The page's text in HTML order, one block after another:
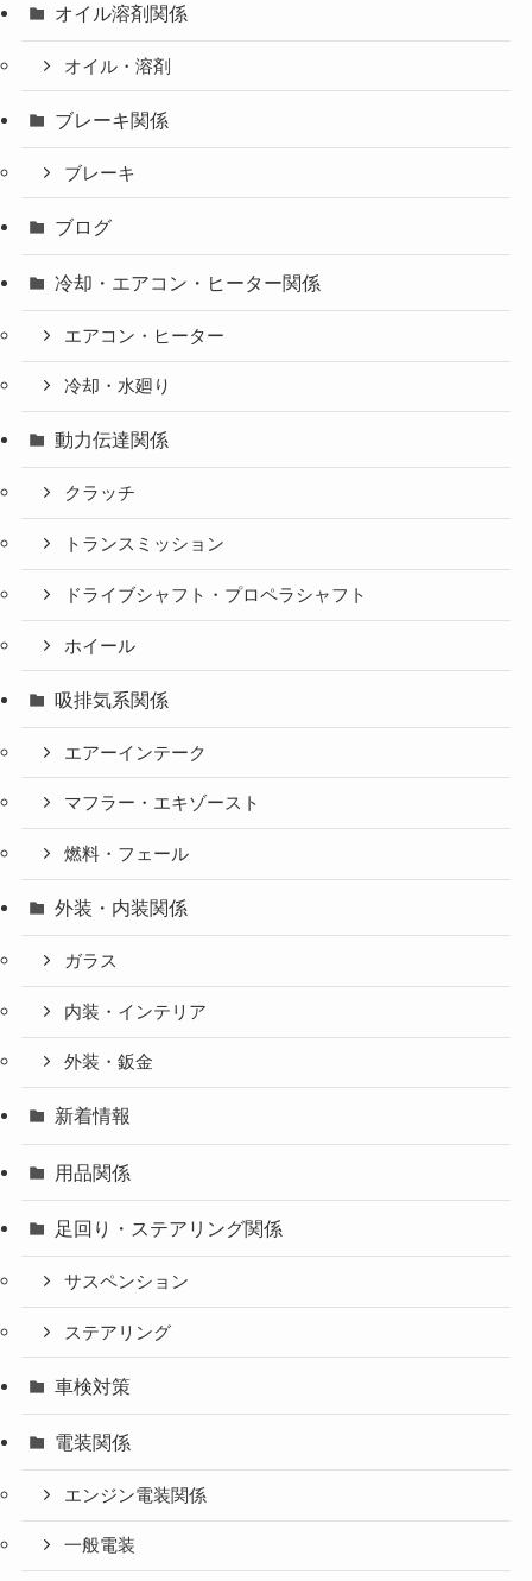
オイル溶剤関係
オイル・溶剤
ブレーキ関係
ブレーキ
ブログ
冷却・エアコン・ヒーター関係
エアコン・ヒーター
冷却・水廻り
動力伝達関係
クラッチ
トランスミッション
ドライブシャフト・プロペラシャフト
ホイール
吸排気系関係
エアーインテーク
マフラー・エキゾースト
燃料・フェール
外装・内装関係
ガラス
内装・インテリア
外装・鈑金
新着情報
用品関係
足回り・ステアリング関係
サスペンション
ステアリング
車検対策
電装関係
エンジン電装関係
一般電装